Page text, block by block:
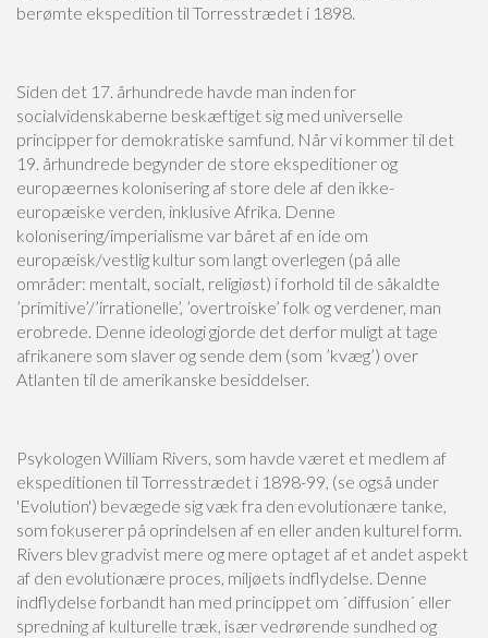
berømte ekspedition til Torresstrædet i 1898.
Siden det 17. århundrede havde man inden for
socialvidenskaberne beskæftiget sig med universelle
principper for demokratiske samfund. Når vi kommer til det
19. århundrede begynder de store ekspeditioner og
europæernes kolonisering af store dele af den ikke-
europæiske verden, inklusive Afrika. Denne
kolonisering/imperialisme var båret af en ide om
europæisk/vestlig kultur som langt overlegen (på alle
områder: mentalt, socialt, religiøst) i forhold til de såkaldte
’primitive’/’irrationelle’, ’overtroiske’ folk og verdener, man
erobrede. Denne ideologi gjorde det derfor muligt at tage
afrikanere som slaver og sende dem (som ’kvæg’) over
Atlanten til de amerikanske besiddelser.
Psykologen William Rivers, som havde været et medlem af
ekspeditionen til Torresstrædet i 1898-99, (se også under
'Evolution') bevægede sig væk fra den evolutionære tanke,
som fokuserer på oprindelsen af en eller anden kulturel form.
Rivers blev gradvist mere og mere optaget af et andet aspekt
af den evolutionære proces, miljøets indflydelse. Denne
indflydelse forbandt han med princippet om ´diffusion´ eller
spredning af kulturelle træk, især vedrørende sundhed og